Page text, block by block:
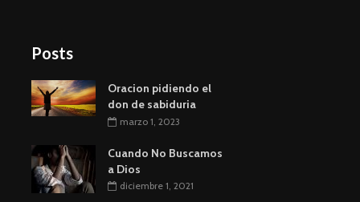
Posts
Oracion pidiendo el
don de sabiduria
marzo 1, 2023
Cuando No Buscamos
a Dios
diciembre 1, 2021